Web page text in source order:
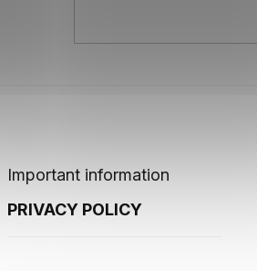
Important information
PRIVACY POLICY